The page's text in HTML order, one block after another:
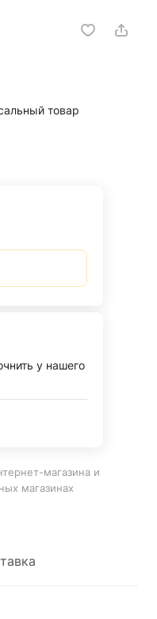
товар
у нашего
магазина и
магазинах